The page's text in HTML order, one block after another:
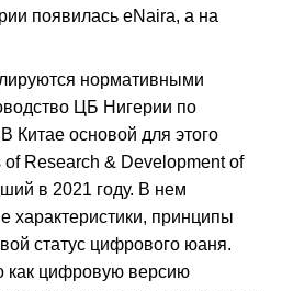
появилась eNaira, а на
нормативными
ЦБ Нигерии по
Китае основой для этого
Research & Development of
в 2021 году. В нем
характеристики, принципы
статус цифрового юаня.
как цифровую версию